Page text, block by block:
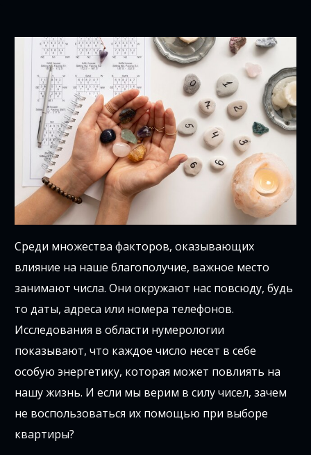
Среди множества факторов, оказывающих
влияние на наше благополучие, важное место
занимают числа. Они окружают нас повсюду, будь
то даты, адреса или номера телефонов.
Исследования в области нумерологии
показывают, что каждое число несет в себе
особую энергетику, которая может повлиять на
нашу жизнь. И если мы верим в силу чисел, зачем
не воспользоваться их помощью при выборе
квартиры?